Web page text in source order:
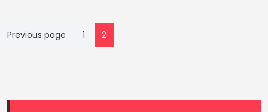
Seitennummerierung
Previous page 1 2